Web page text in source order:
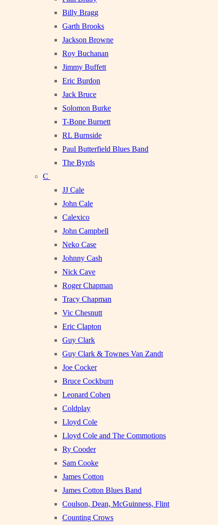
Billy Bragg
Garth Brooks
Jackson Browne
Roy Buchanan
Jimmy Buffett
Eric Burdon
Jack Bruce
Solomon Burke
T-Bone Burnett
RL Burnside
Paul Butterfield Blues Band
The Byrds
C
JJ Cale
John Cale
Calexico
John Campbell
Neko Case
Johnny Cash
Nick Cave
Roger Chapman
Tracy Chapman
Vic Chesnutt
Eric Clapton
Guy Clark
Guy Clark & Townes Van Zandt
Joe Cocker
Bruce Cockburn
Leonard Cohen
Coldplay
Lloyd Cole
Lloyd Cole and The Commotions
Ry Cooder
Sam Cooke
James Cotton
James Cotton Blues Band
Coulson, Dean, McGuinness, Flint
Counting Crows